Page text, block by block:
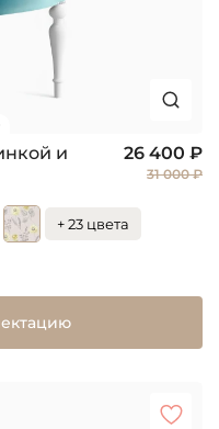
и
26 400 ₽
31 000 ₽
+ 23 цвета